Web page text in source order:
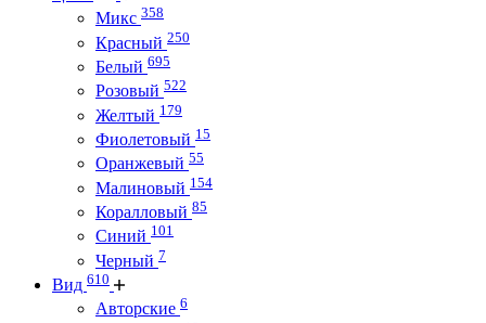
Микс 358
Красный 250
Белый 695
Розовый 522
Желтый 179
Фиолетовый 15
Оранжевый 55
Малиновый 154
Коралловый 85
Синий 101
Черный 7
Вид 610
Авторские 6